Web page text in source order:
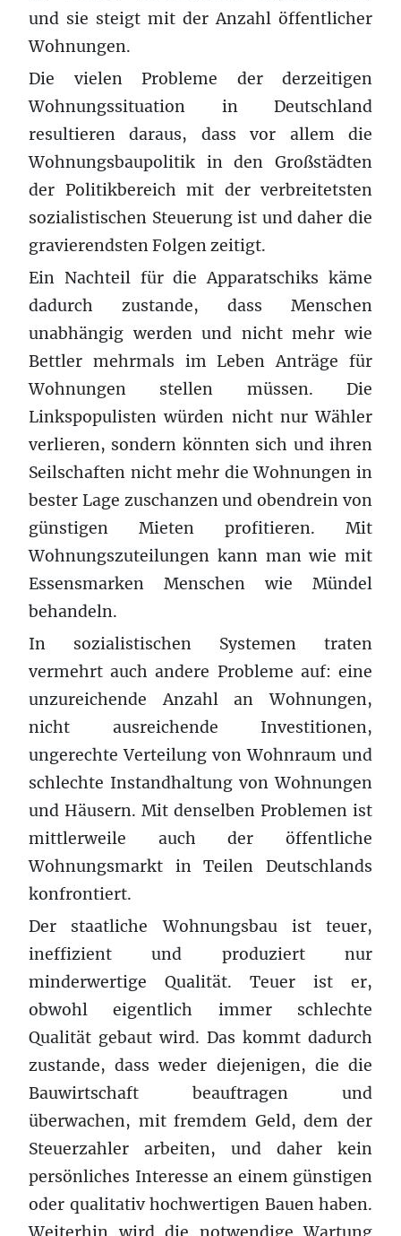
und sie steigt mit der Anzahl öffentlicher
Wohnungen.
Die vielen Probleme der derzeitigen
Wohnungssituation in Deutschland
resultieren daraus, dass vor allem die
Wohnungsbaupolitik in den Großstädten
der Politikbereich mit der verbreitetsten
sozialistischen Steuerung ist und daher die
gravierendsten Folgen zeitigt.
Ein Nachteil für die Apparatschiks käme
dadurch zustande, dass Menschen
unabhängig werden und nicht mehr wie
Bettler mehrmals im Leben Anträge für
Wohnungen stellen müssen. Die
Linkspopulisten würden nicht nur Wähler
verlieren, sondern könnten sich und ihren
Seilschaften nicht mehr die Wohnungen in
bester Lage zuschanzen und obendrein von
günstigen Mieten profitieren. Mit
Wohnungszuteilungen kann man wie mit
Essensmarken Menschen wie Mündel
behandeln.
In sozialistischen Systemen traten
vermehrt auch andere Probleme auf: eine
unzureichende Anzahl an Wohnungen,
nicht ausreichende Investitionen,
ungerechte Verteilung von Wohnraum und
schlechte Instandhaltung von Wohnungen
und Häusern. Mit denselben Problemen ist
mittlerweile auch der öffentliche
Wohnungsmarkt in Teilen Deutschlands
konfrontiert.
Der staatliche Wohnungsbau ist teuer,
ineffizient und produziert nur
minderwertige Qualität. Teuer ist er,
obwohl eigentlich immer schlechte
Qualität gebaut wird. Das kommt dadurch
zustande, dass weder diejenigen, die die
Bauwirtschaft beauftragen und
überwachen, mit fremdem Geld, dem der
Steuerzahler arbeiten, und daher kein
persönliches Interesse an einem günstigen
oder qualitativ hochwertigen Bauen haben.